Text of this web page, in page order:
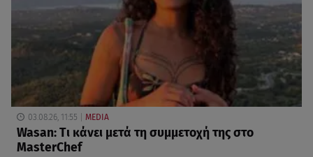
03.08.26, 11:55 MEDIA
Wasan: Tι κάνει μετά τη συμμετοχή της στο
MasterChef